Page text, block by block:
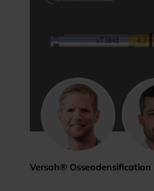
Versah®